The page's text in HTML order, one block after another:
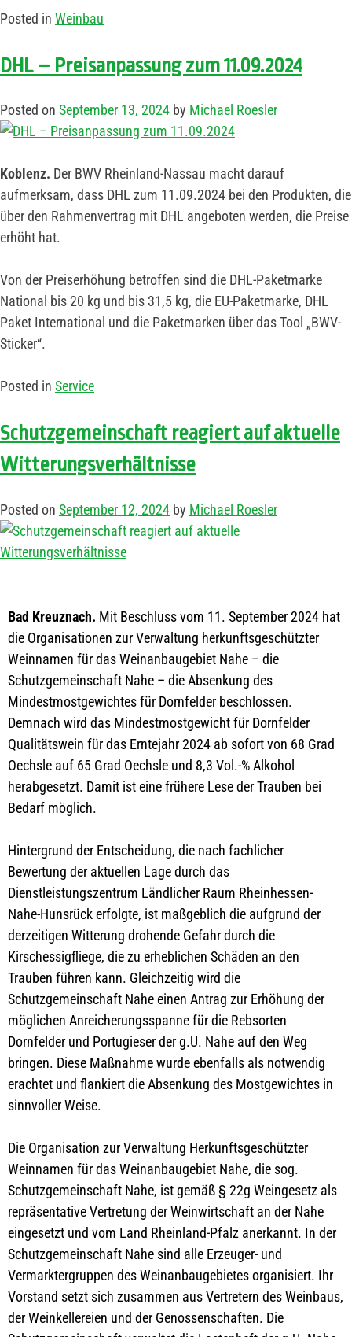
Posted in Weinbau
DHL – Preisanpassung zum 11.09.2024
Posted on September 13, 2024 by Michael Roesler
Koblenz. Der BWV Rheinland-Nassau macht darauf
aufmerksam, dass DHL zum 11.09.2024 bei den Produkten, die
über den Rahmenvertrag mit DHL angeboten werden, die Preise
erhöht hat.
Von der Preiserhöhung betroffen sind die DHL-Paketmarke
National bis 20 kg und bis 31,5 kg, die EU-Paketmarke, DHL
Paket International und die Paketmarken über das Tool „BWV-
Sticker“.
Posted in Service
Schutzgemeinschaft reagiert auf aktuelle
Witterungsverhältnisse
Posted on September 12, 2024 by Michael Roesler
Bad Kreuznach. Mit Beschluss vom 11. September 2024 hat
die Organisationen zur Verwaltung herkunftsgeschützter
Weinnamen für das Weinanbaugebiet Nahe – die
Schutzgemeinschaft Nahe – die Absenkung des
Mindestmostgewichtes für Dornfelder beschlossen.
Demnach wird das Mindestmostgewicht für Dornfelder
Qualitätswein für das Erntejahr 2024 ab sofort von 68 Grad
Oechsle auf 65 Grad Oechsle und 8,3 Vol.-% Alkohol
herabgesetzt. Damit ist eine frühere Lese der Trauben bei
Bedarf möglich.
Hintergrund der Entscheidung, die nach fachlicher
Bewertung der aktuellen Lage durch das
Dienstleistungszentrum Ländlicher Raum Rheinhessen-
Nahe-Hunsrück erfolgte, ist maßgeblich die aufgrund der
derzeitigen Witterung drohende Gefahr durch die
Kirschessigfliege, die zu erheblichen Schäden an den
Trauben führen kann. Gleichzeitig wird die
Schutzgemeinschaft Nahe einen Antrag zur Erhöhung der
möglichen Anreicherungsspanne für die Rebsorten
Dornfelder und Portugieser der g.U. Nahe auf den Weg
bringen. Diese Maßnahme wurde ebenfalls als notwendig
erachtet und flankiert die Absenkung des Mostgewichtes in
sinnvoller Weise.
Die Organisation zur Verwaltung Herkunftsgeschützter
Weinnamen für das Weinanbaugebiet Nahe, die sog.
Schutzgemeinschaft Nahe, ist gemäß § 22g Weingesetz als
repräsentative Vertretung der Weinwirtschaft an der Nahe
eingesetzt und vom Land Rheinland-Pfalz anerkannt. In der
Schutzgemeinschaft Nahe sind alle Erzeuger- und
Vermarktergruppen des Weinanbaugebietes organisiert. Ihr
Vorstand setzt sich zusammen aus Vertretern des Weinbaus,
der Weinkellereien und der Genossenschaften. Die